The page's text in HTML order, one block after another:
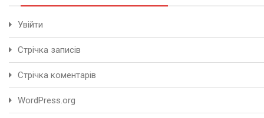
Увійти
Стрічка записів
Стрічка коментарів
WordPress.org